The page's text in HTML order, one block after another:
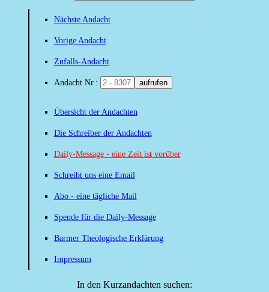
Nächste Andacht
Vorige Andacht
Zufalls-Andacht
Andacht Nr.: aufrufen
Übersicht der Andachten
Die Schreiber der Andachten
Daily-Message - eine Zeit ist vorüber
Schreibt uns eine Email
Abo - eine tägliche Mail
Spende für die Daily-Message
Barmer Theologische Erklärung
Impressum
In den Kurzandachten suchen: